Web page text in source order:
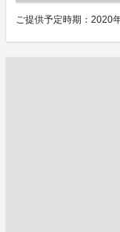
ご提供予定時期：2020